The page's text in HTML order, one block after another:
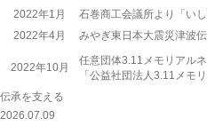
2022年1月
石巻商工会議所より「い
2022年4月
みやぎ東日本大震災津波
2022年10月
任意団体3.11メモリアル
「公益社団法人3.11メモ
伝承を支える
2026.07.09